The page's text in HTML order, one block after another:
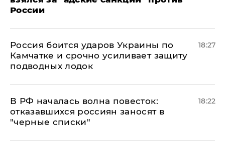
России
Россия боится ударов Украины по
Камчатке и срочно усиливает защиту
подводных лодок
18:27
​В РФ началась волна повесток:
отказавшихся россиян заносят в
"черные списки"
18:22